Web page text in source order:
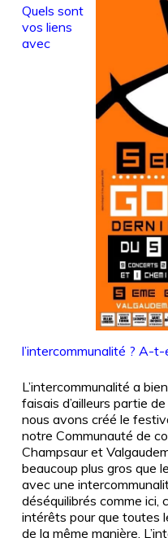
Quels sont
vos liens
avec
l’intercommunalité ? A-
L’intercommunalité a
faisais d’ailleurs partie
nous avons créé le
notre Communauté de
Champsaur et
beaucoup plus gros que
avec une
déséquilibrés comme ici,
intérêts pour que toutes
de la même manière.